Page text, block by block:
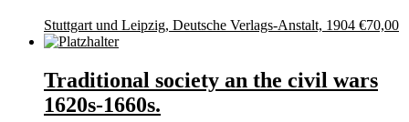
Stuttgart und Leipzig, Deutsche Verlags-Anstalt, 1904 €70,00
Traditional society an the civil wars
1620s-1660s.